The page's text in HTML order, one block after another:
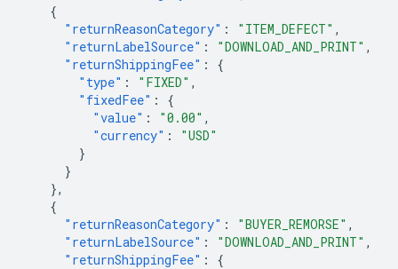
{
"returnReasonCategory" : "ITEM_DEFECT" ,
"returnLabelSource" : "DOWNLOAD_AND_PRINT" ,
"returnShippingFee" :
{
"type" : "FIXED" ,
"fixedFee" :
{
"value" : "0.00" ,
"currency" :
"USD"
}
}
},
{
"returnReasonCategory" : "BUYER_REMORSE" ,
"returnLabelSource" : "DOWNLOAD_AND_PRINT" ,
"returnShippingFee" :
{